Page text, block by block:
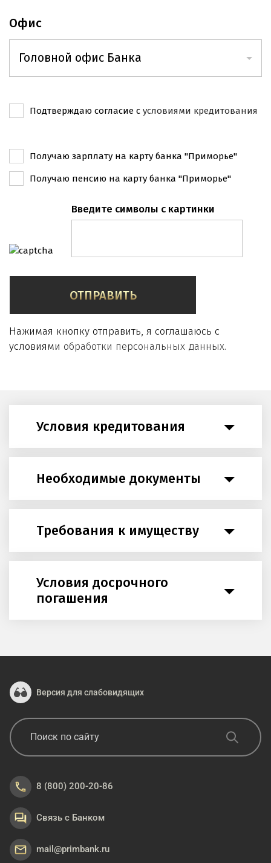
Артем
Хабаровск
Находка
Южно-Сахалинск
Иркутск
Новосибирск
Санкт-Петербург
Бухта Муравьиная
Офис
Головной офис Банка
Офис на ул. Русской
Офис на Народном проспекте
Подтверждаю согласие с условиями кредитования
Получаю зарплату на карту банка "Приморье"
Получаю пенсию на карту банка "Приморье"
Введите символы с картинки
ОТПРАВИТЬ
Нажимая кнопку отправить, я соглашаюсь с
условиями обработки персональных данных.
Условия кредитования
Необходимые документы
Требования к имуществу
Условия досрочного
погашения
Версия для слабовидящих
8 (800) 200-20-86
Связь с Банком
mail@primbank.ru